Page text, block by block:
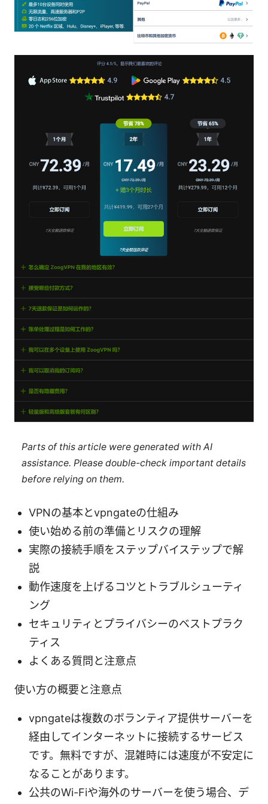
Parts of this article were generated with AI
assistance. Please double-check important details
before relying on them.
VPNの基本とvpngateの仕組み
使い始める前の準備とリスクの理解
実際の接続手順をステップバイステップで解
説
動作速度を上げるコツとトラブルシューティ
ング
セキュリティとプライバシーのベストプラク
ティス
よくある質問と注意点
使い方の概要と注意点
vpngateは複数のボランティア提供サーバーを
経由してインターネットに接続するサービス
です。無料ですが、混雑時には速度が不安定に
なることがあります。
公共のWi-Fiや海外のサーバーを使う場合、デ